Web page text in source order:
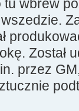
wbrew
Został
przez